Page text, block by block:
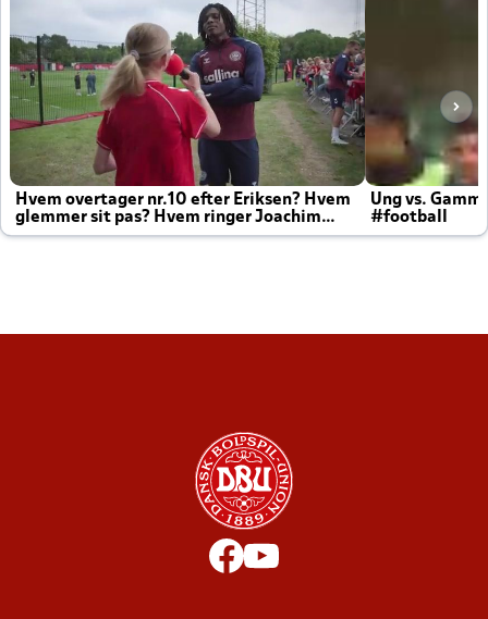
Hvem overtager nr.10 efter Eriksen? Hvem
glemmer sit pas? Hvem ringer Joachim
altid til efter kampe?
Ung vs.
#football